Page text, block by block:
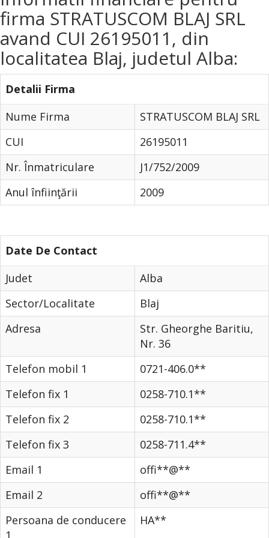
firma STRATUSCOM BLAJ SRL
avand CUI 26195011, din
localitatea Blaj, judetul Alba:
Detalii Firma
Nume Firma
STRATUSCOM BLAJ SRL
CUI
26195011
Nr. Înmatriculare
J1/752/2009
Anul înfiinţării
2009
Date De Contact
Judet
Alba
Sector/Localitate
Blaj
Adresa
Str. Gheorghe Baritiu,
Nr. 36
Telefon mobil 1
0721-406.0**
Telefon fix 1
0258-710.1**
Telefon fix 2
0258-710.1**
Telefon fix 3
0258-711.4**
Email 1
offi**@**
Email 2
offi**@**
Persoana de conducere
1
HA**